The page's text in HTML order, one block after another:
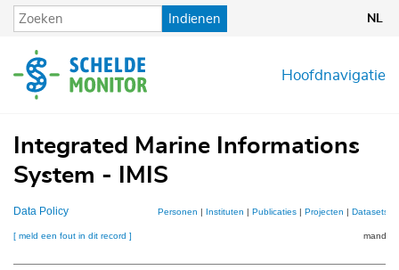
Overslaan
en
de
inhoud
Indienen NL
Hoofdnavigatie
Integrated Marine Informations
System - IMIS
Data Policy Personen | Instituten | Publicaties| Projecten | Datasets
[ meld een fout in dit record ] mandje